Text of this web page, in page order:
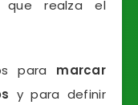
que realza el
para marcar
y para definir